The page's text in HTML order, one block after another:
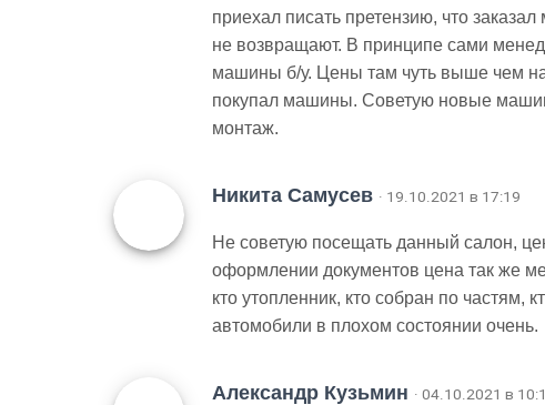
приехал писать претензию, что
не возвращают. В принципе сами
машины б/у. Цены там чуть выше чем
покупал машины. Советую новые
монтаж.
Никита Самусев · 19.10.2021 в 17:19
Не советую посещать данный салон,
оформлении документов цена так же
кто утопленник, кто собран по
автомобили в плохом состоянии очень.
Александр Кузьмин · 04.10.2021 в